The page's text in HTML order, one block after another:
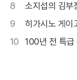
8
소지섭의 김부
9
히가시노 게이
10
100년 전 특급